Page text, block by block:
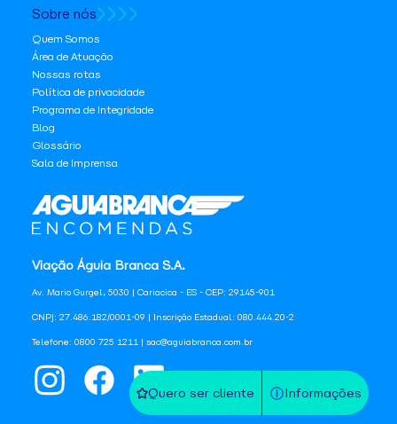
Quero ser cliente Informações
Viação Águia Branca S.A.
Av. Mario Gurgel, 5030 | Cariacica - ES - CEP: 29145-901
CNPJ: 27.486.182/0001-09 | Inscrição Estadual: 080.444.20-2
Telefone: 0800 725 1211 | sac@aguiabranca.com.br
Sobre nós
Quem Somos
Área de Atuação
Nossas rotas
Política de privacidade
Programa de Integridade
Blog
Glossário
Sala de Imprensa